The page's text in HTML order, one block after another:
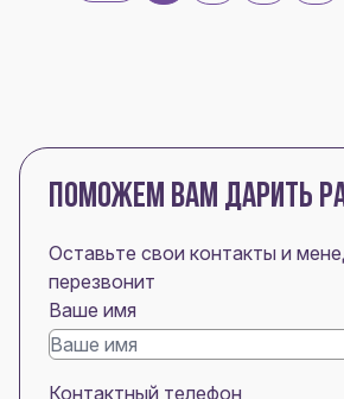
ПОМОЖЕМ ВАМ ДАРИТЬ
Оставьте свои контакты и
перезвонит
Ваше имя
Контактный телефон